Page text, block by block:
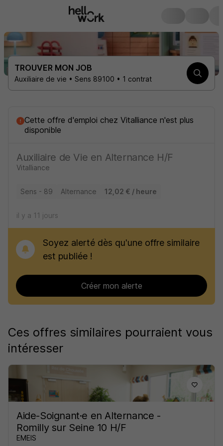
TROUVER MON JOB
Auxiliaire de vie • Sens 89100 • 1 contrat
Cette offre d'emploi chez Vitalliance n'est plus
disponible
Auxiliaire de Vie en Alternance H/F
Vitalliance
Sens - 89 Alternance 12,02 € / heure
il y a 11 jours
Soyez alerté dès qu'une offre similaire
est publiée !
Créer mon alerte
Ces offres similaires pourraient vous
intéresser
Aide-Soignant·e en Alternance -
Romilly sur Seine 10 H/F
EMEIS